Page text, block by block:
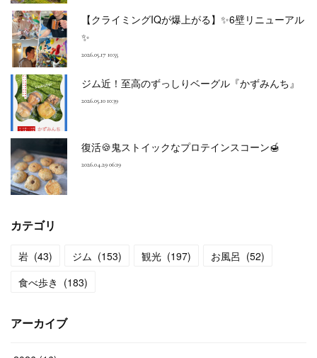
【クライミングIQが爆上がる】✨6壁リニューアル
✨
2026.05.17 10:55
ジム近！至高のずっしりベーグル『かずみんち』
2026.05.10 10:39
復活🍪鬼ストイックなプロテインスコーン🍯
2026.04.29 06:19
カテゴリ
岩 (43) ジム (153) 観光 (197) お風呂 (52)
食べ歩き (183)
アーカイブ